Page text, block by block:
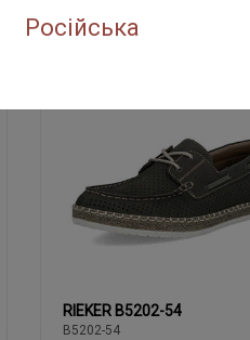
Російська
40 41 42
RIEKER B5202-54
B5202-54